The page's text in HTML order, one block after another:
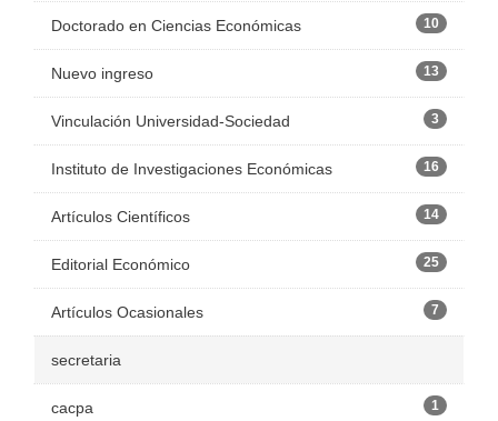
Doctorado en Ciencias Económicas 10
Nuevo ingreso 13
Vinculación Universidad-Sociedad 3
Instituto de Investigaciones Económicas 16
Artículos Científicos 14
Editorial Económico 25
Artículos Ocasionales 7
secretaria
cacpa 1